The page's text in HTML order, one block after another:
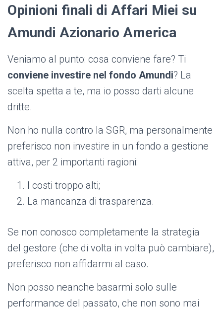
Opinioni finali di Affari Miei su
Amundi Azionario America
Veniamo al punto: cosa conviene fare? Ti
conviene investire nel fondo Amundi? La
scelta spetta a te, ma io posso darti alcune
dritte.
Non ho nulla contro la SGR, ma personalmente
preferisco non investire in un fondo a gestione
attiva, per 2 importanti ragioni:
I costi troppo alti;
La mancanza di trasparenza.
Se non conosco completamente la strategia
del gestore (che di volta in volta può cambiare),
preferisco non affidarmi al caso.
Non posso neanche basarmi solo sulle
performance del passato, che non sono mai